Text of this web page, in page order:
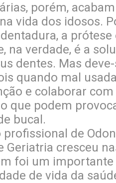
porém,
vida dos idosos.
a
na verdade, é a
dentes. Mas
quando mal
e colaborar
que podem
bucal.
de
Geriatria cresceu
foi um
de vida da